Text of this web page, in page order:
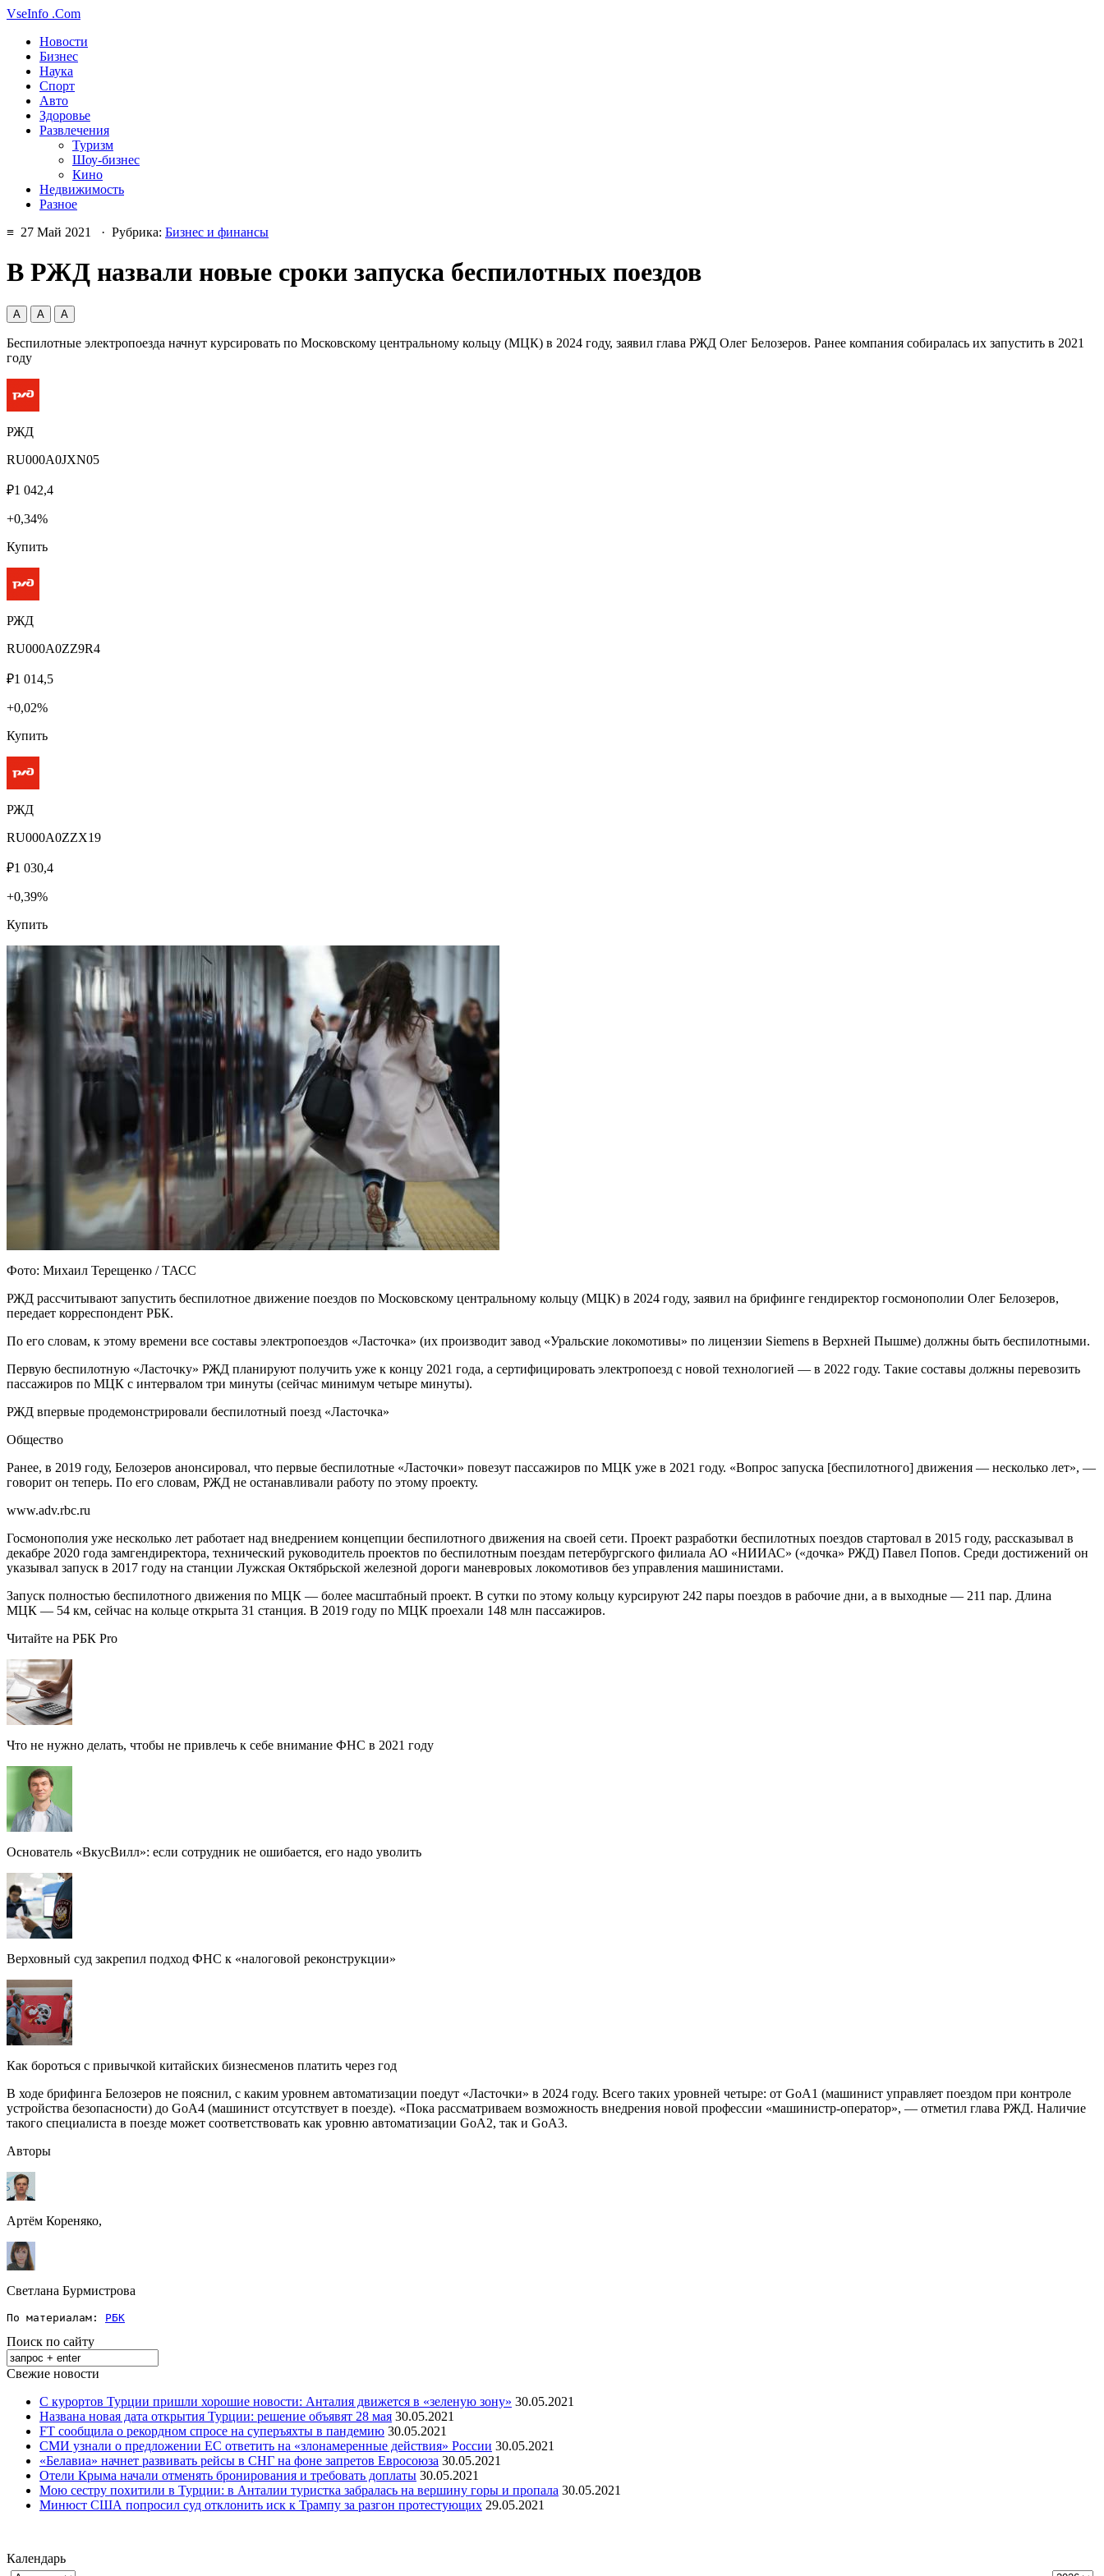
VseInfo .Com
Новости
Бизнес
Наука
Спорт
Авто
Здоровье
Развлечения
Туризм
Шоу-бизнес
Кино
Недвижимость
Разное
≡ 27 Май 2021 · Рубрика: Бизнес и финансы
В РЖД назвали новые сроки запуска беспилотных поездов
А А А
Беспилотные электропоезда начнут курсировать по Московскому центральному кольцу (МЦК) в 2024 году, заявил глава РЖД Олег Белозеров. Ранее компания собиралась их запустить в 2021
году
РЖД
RU000A0JXN05
₽1 042,4
+0,34%
Купить
РЖД
RU000A0ZZ9R4
₽1 014,5
+0,02%
Купить
РЖД
RU000A0ZZX19
₽1 030,4
+0,39%
Купить
Фото: Михаил Терещенко / ТАСС
РЖД рассчитывают запустить беспилотное движение поездов по Московскому центральному кольцу (МЦК) в 2024 году, заявил на брифинге гендиректор госмонополии Олег Белозеров,
передает корреспондент РБК.
По его словам, к этому времени все составы электропоездов «Ласточка» (их производит завод «Уральские локомотивы» по лицензии Siemens в Верхней Пышме) должны быть беспилотными.
Первую беспилотную «Ласточку» РЖД планируют получить уже к концу 2021 года, а сертифицировать электропоезд с новой технологией — в 2022 году. Такие составы должны перевозить
пассажиров по МЦК с интервалом три минуты (сейчас минимум четыре минуты).
РЖД впервые продемонстрировали беспилотный поезд «Ласточка»
Общество
Ранее, в 2019 году, Белозеров анонсировал, что первые беспилотные «Ласточки» повезут пассажиров по МЦК уже в 2021 году. «Вопрос запуска [беспилотного] движения — несколько лет», —
говорит он теперь. По его словам, РЖД не останавливали работу по этому проекту.
www.adv.rbc.ru
Госмонополия уже несколько лет работает над внедрением концепции беспилотного движения на своей сети. Проект разработки беспилотных поездов стартовал в 2015 году, рассказывал в
декабре 2020 года замгендиректора, технический руководитель проектов по беспилотным поездам петербургского филиала АО «НИИАС» («дочка» РЖД) Павел Попов. Среди достижений он
указывал запуск в 2017 году на станции Лужская Октябрьской железной дороги маневровых локомотивов без управления машинистами.
Запуск полностью беспилотного движения по МЦК — более масштабный проект. В сутки по этому кольцу курсируют 242 пары поездов в рабочие дни, а в выходные — 211 пар. Длина
МЦК — 54 км, сейчас на кольце открыта 31 станция. В 2019 году по МЦК проехали 148 млн пассажиров.
Читайте на РБК Pro
Что не нужно делать, чтобы не привлечь к себе внимание ФНС в 2021 году
Основатель «ВкусВилл»: если сотрудник не ошибается, его надо уволить
Верховный суд закрепил подход ФНС к «налоговой реконструкции»
Как бороться с привычкой китайских бизнесменов платить через год
В ходе брифинга Белозеров не пояснил, с каким уровнем автоматизации поедут «Ласточки» в 2024 году. Всего таких уровней четыре: от GoA1 (машинист управляет поездом при контроле
устройства безопасности) до GoA4 (машинист отсутствует в поезде). «Пока рассматриваем возможность внедрения новой профессии «машинистр-оператор», — отметил глава РЖД. Наличие
такого специалиста в поезде может соответствовать как уровню автоматизации GoA2, так и GoA3.
Авторы
Артём Кореняко,
Светлана Бурмистрова
По материалам: РБК
Поиск по сайту
Свежие новости
С курортов Турции пришли хорошие новости: Анталия движется в «зеленую зону» 30.05.2021
Названа новая дата открытия Турции: решение объявят 28 мая 30.05.2021
FT сообщила о рекордном спросе на суперъяхты в пандемию 30.05.2021
СМИ узнали о предложении ЕС ответить на «злонамеренные действия» России 30.05.2021
«Белавиа» начнет развивать рейсы в СНГ на фоне запретов Евросоюза 30.05.2021
Отели Крыма начали отменять бронирования и требовать доплаты 30.05.2021
Мою сестру похитили в Турции: в Анталии туристка забралась на вершину горы и пропала 30.05.2021
Минюст США попросил суд отклонить иск к Трампу за разгон протестующих 29.05.2021
Календарь